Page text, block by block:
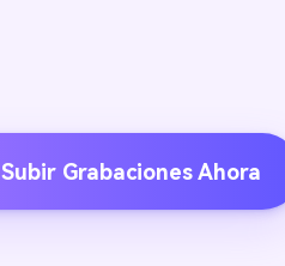
Subir Grabaciones Ahora